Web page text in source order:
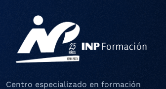
Centro especializado en formación